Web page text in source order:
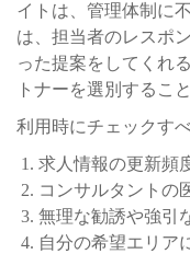
イトは、管理体制に
は、担当者のレスポ
った提案をしてくれ
トナーを選別するこ
利用時にチェックす
求人情報の更新頻
コンサルタントの
無理な勧誘や強引
自分の希望エリア